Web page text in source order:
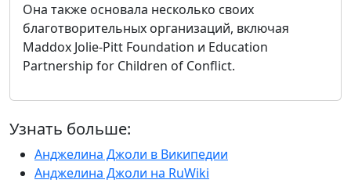
Она также основала несколько своих
благотворительных организаций, включая
Maddox Jolie-Pitt Foundation и Education
Partnership for Children of Conflict.
Узнать больше:
Анджелина Джоли в Википедии
Анджелина Джоли на RuWiki